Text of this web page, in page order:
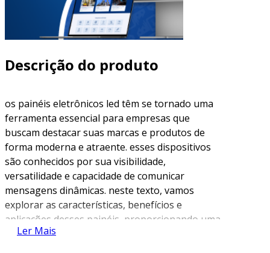
Descrição do produto
os painéis eletrônicos led têm se tornado uma
ferramenta essencial para empresas que
buscam destacar suas marcas e produtos de
forma moderna e atraente. esses dispositivos
são conhecidos por sua visibilidade,
versatilidade e capacidade de comunicar
mensagens dinâmicas. neste texto, vamos
explorar as características, benefícios e
aplicações desses painéis, proporcionando uma
visão abrangente sobre sua importância no
Ler Mais